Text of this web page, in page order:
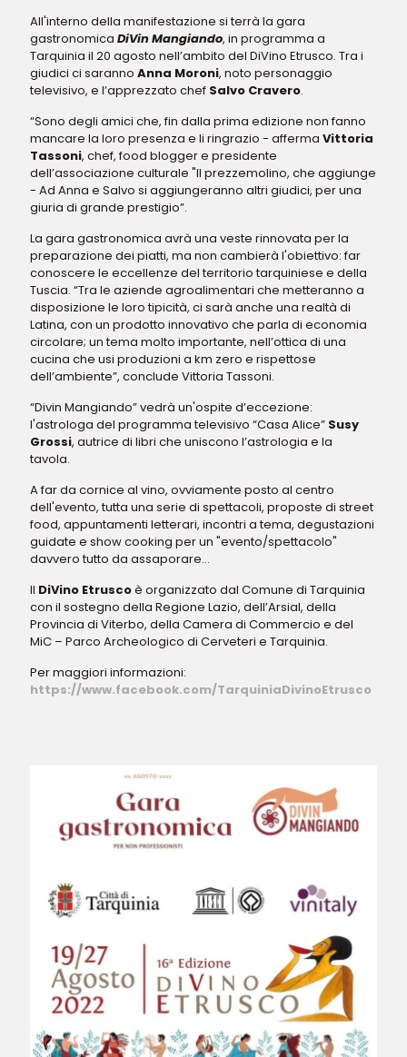
All'interno della manifestazione si terrà la gara
gastronomica DiVin Mangiando, in programma a
Tarquinia il 20 agosto nell’ambito del DiVino Etrusco. Tra i
giudici ci saranno Anna Moroni, noto personaggio
televisivo, e l’apprezzato chef Salvo Cravero.
“Sono degli amici che, fin dalla prima edizione non fanno
mancare la loro presenza e li ringrazio - afferma Vittoria
Tassoni, chef, food blogger e presidente
dell’associazione culturale "Il prezzemolino, che aggiunge
- Ad Anna e Salvo si aggiungeranno altri giudici, per una
giuria di grande prestigio”.
La gara gastronomica avrà una veste rinnovata per la
preparazione dei piatti, ma non cambierà l'obiettivo: far
conoscere le eccellenze del territorio tarquiniese e della
Tuscia. “Tra le aziende agroalimentari che metteranno a
disposizione le loro tipicità, ci sarà anche una realtà di
Latina, con un prodotto innovativo che parla di economia
circolare; un tema molto importante, nell’ottica di una
cucina che usi produzioni a km zero e rispettose
dell’ambiente”, conclude Vittoria Tassoni.
“Divin Mangiando” vedrà un'ospite d’eccezione:
l'astrologa del programma televisivo “Casa Alice” Susy
Grossi, autrice di libri che uniscono l’astrologia e la
tavola.
A far da cornice al vino, ovviamente posto al centro
dell'evento, tutta una serie di spettacoli, proposte di street
food, appuntamenti letterari, incontri a tema, degustazioni
guidate e show cooking per un "evento/spettacolo"
davvero tutto da assaporare...
Il DiVino Etruscoè organizzato dal Comune di Tarquinia
con il sostegno della Regione Lazio, dell’Arsial, della
Provincia di Viterbo, della Camera di Commercio e del
MiC – Parco Archeologico di Cerveteri e Tarquinia.
Per maggiori informazioni:
https://www.facebook.com/TarquiniaDivinoEtrusco